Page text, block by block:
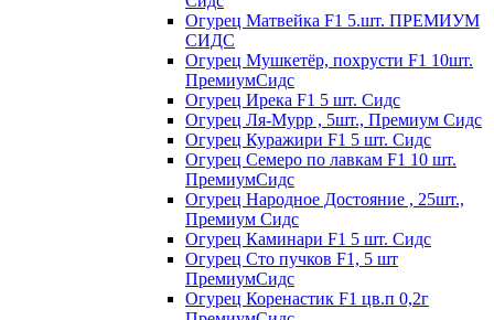
Огурец Матвейка F1 5.шт. ПРЕМИУМ
СИДС
Огурец Мушкетёр, похрусти F1 10шт.
ПремиумСидс
Огурец Ирека F1 5 шт. Сидс
Огурец Ля-Мурр , 5шт., Премиум Сидс
Огурец Куражири F1 5 шт. Сидс
Огурец Семеро по лавкам F1 10 шт.
ПремиумСидс
Огурец Народное Достояние , 25шт.,
Премиум Сидс
Огурец Каминари F1 5 шт. Сидс
Огурец Сто пучков F1, 5 шт
ПремиумСидс
Огурец Коренастик F1 цв.п 0,2г